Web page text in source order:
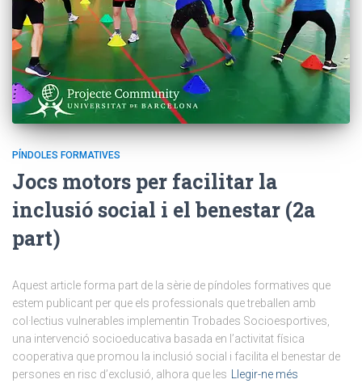
PÍNDOLES FORMATIVES
Jocs motors per facilitar la
inclusió social i el benestar (2a
part)
Aquest article forma part de la sèrie de píndoles formatives que
estem publicant per que els professionals que treballen amb
col·lectius vulnerables implementin Trobades Socioesportives,
una intervenció socioeducativa basada en l’activitat física
cooperativa que promou la inclusió social i facilita el benestar de
persones en risc d’exclusió, alhora que les
Llegir-ne més